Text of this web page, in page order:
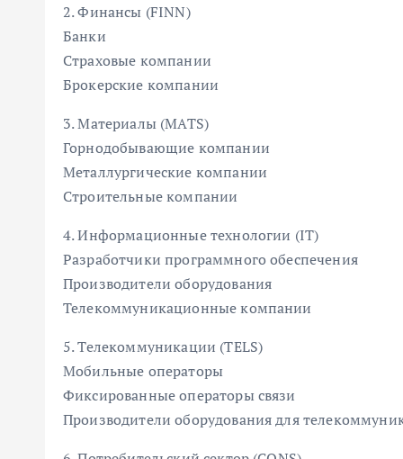
2. Финансы (FINN)
Банки
Страховые компании
Брокерские компании
3. Материалы (MATS)
Горнодобывающие компании
Металлургические компании
Строительные компании
4. Информационные технологии (IT)
Разработчики программного обеспечения
Производители оборудования
Телекоммуникационные компании
5. Телекоммуникации (TELS)
Мобильные операторы
Фиксированные операторы связи
Производители оборудования для